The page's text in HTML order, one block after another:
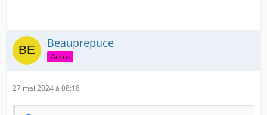
Beauprepuce
Accro
27 mai 2024 à 08:18